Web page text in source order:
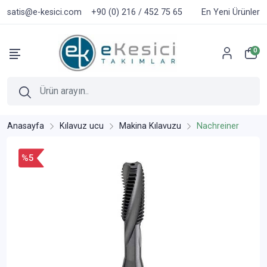
satis@e-kesici.com +90 (0) 216 / 452 75 65 En Yeni Ürünler
0
Anasayfa Kılavuz ucu Makina Kılavuzu Nachreiner
%5